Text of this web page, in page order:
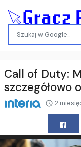
Call of Duty:
szczegółowo
2